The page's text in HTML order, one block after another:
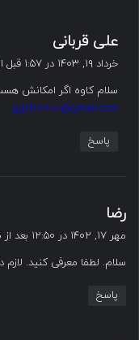
علی قربانی
:
خرداد ۱۹, ۱۴۰۳ در ۱:۵۷ قبل از ظهر
سلام کاوه اگر امکانش
gghh16201@gmail.com
پاسخ
رضا
ف
:
مهر ۱۷, ۱۴۰۲ در ۱۲:۵۰ بعد از ظهر
سلام. لطفا معرفی کنید. لازم
پاسخ